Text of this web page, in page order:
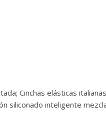
Cinchas elásticas
siliconado inteligente